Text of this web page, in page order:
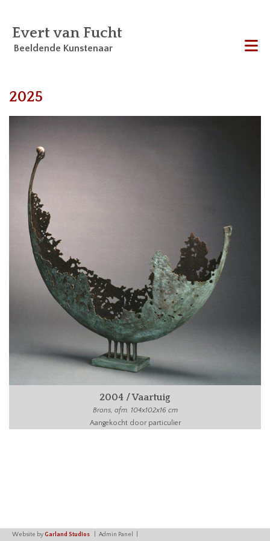
Evert van Fucht
Beeldende Kunstenaar
2025
2004 / Vaartuig
Brons, afm. 104x102x16 cm
Aangekocht door particulier
Website byGarland Studios Admin Panel